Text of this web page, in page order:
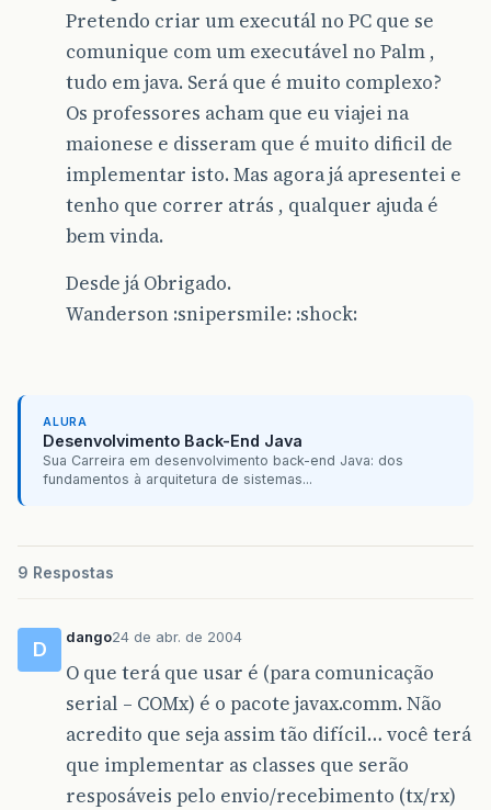
Pretendo criar um executál no PC que se
comunique com um executável no Palm ,
tudo em java. Será que é muito complexo?
Os professores acham que eu viajei na
maionese e disseram que é muito dificil de
implementar isto. Mas agora já apresentei e
tenho que correr atrás , qualquer ajuda é
bem vinda.
Desde já Obrigado.
Wanderson :snipersmile: :shock:
ALURA
Desenvolvimento Back-End Java
Sua Carreira em desenvolvimento back-end Java: dos
fundamentos à arquitetura de sistemas...
9 Respostas
D
dango24 de abr. de 2004
O que terá que usar é (para comunicação
serial – COMx) é o pacote javax.comm. Não
acredito que seja assim tão difícil… você terá
que implementar as classes que serão
resposáveis pelo envio/recebimento (tx/rx)